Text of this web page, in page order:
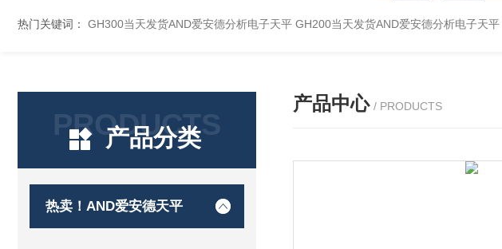
热门关键词： GH300当天发货AND爱安德分析电子天平 GH200当天发货AND爱安德分析电子天平
PRODUCTS
产品分类
热卖！AND爱安德天平
产品中心 / PRODUCTS